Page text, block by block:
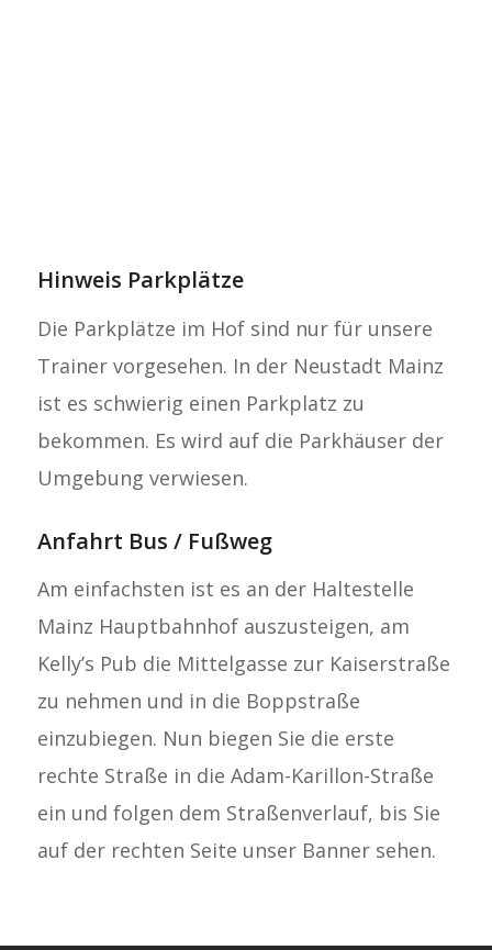
Hinweis Parkplätze
Die Parkplätze im Hof sind nur für unsere
Trainer vorgesehen. In der Neustadt Mainz
ist es schwierig einen Parkplatz zu
bekommen. Es wird auf die Parkhäuser der
Umgebung verwiesen.
Anfahrt Bus / Fußweg
Am einfachsten ist es an der Haltestelle
Mainz Hauptbahnhof auszusteigen, am
Kelly’s Pub die Mittelgasse zur Kaiserstraße
zu nehmen und in die Boppstraße
einzubiegen. Nun biegen Sie die erste
rechte Straße in die Adam-Karillon-Straße
ein und folgen dem Straßenverlauf, bis Sie
auf der rechten Seite unser Banner sehen.